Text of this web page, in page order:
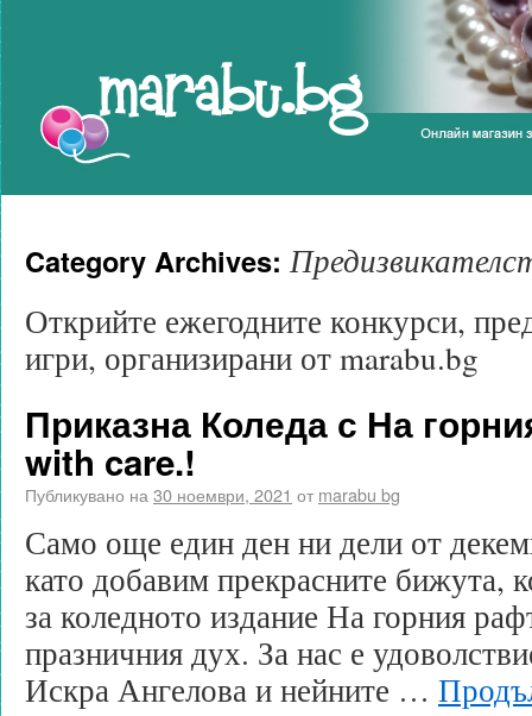
Category Archives:
Открийте ежегодните конкурси,
игри, организирани от marabu.bg
Приказна Коледа с На
with care.!
Публикувано на 30 ноември, 2021 от marabu bg
Само още един ден ни дели от
като добавим прекрасните бижута,
за коледното издание На горния
празничния дух. За нас е
Искра Ангелова и нейните …